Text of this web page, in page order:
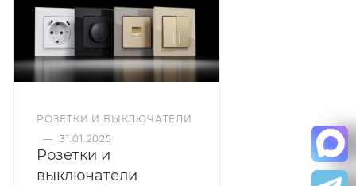
РОЗЕТКИ И ВЫКЛЮЧАТЕЛИ
— 31.01.2025
Розетки и
выключатели